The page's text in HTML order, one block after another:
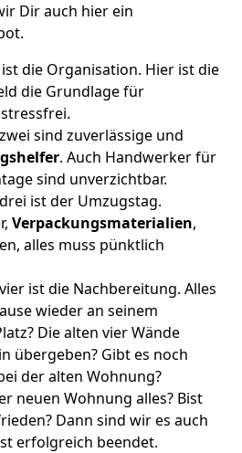
Dir auch hier ein
die Organisation. Hier ist die
die Grundlage für
sind zuverlässige und
. Auch Handwerker für
sind unverzichtbar.
ist der Umzugstag.
Verpackungsmaterialien,
alles muss pünktlich
ist die Nachbereitung. Alles
wieder an seinem
Die alten vier Wände
übergeben? Gibt es noch
der alten Wohnung?
neuen Wohnung alles? Bist
Dann sind wir es auch
erfolgreich beendet.